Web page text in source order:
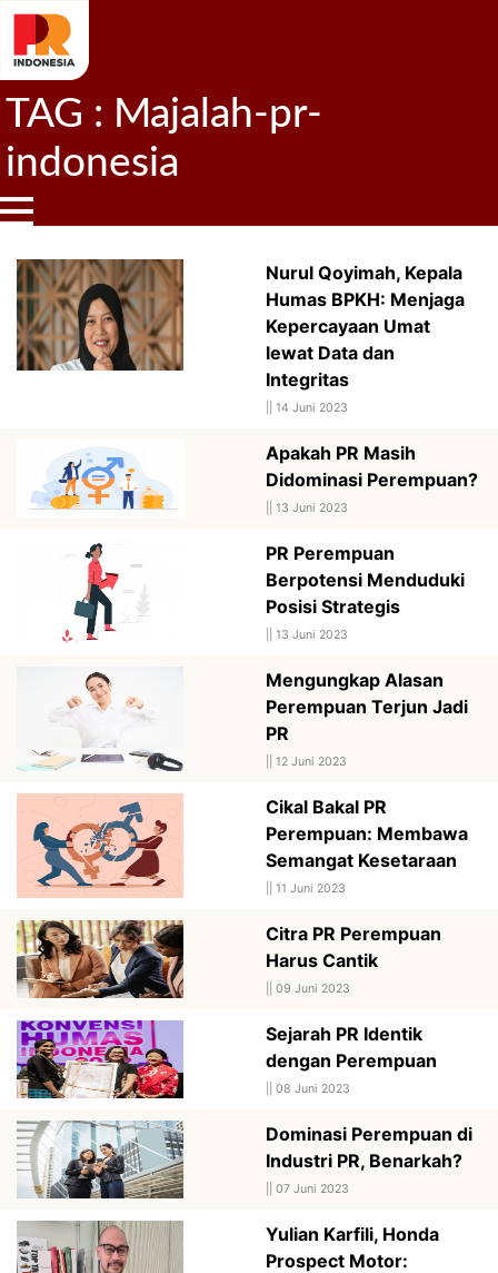
TAG : Majalah-pr-
indonesia
Nurul Qoyimah, Kepala
Humas BPKH: Menjaga
Kepercayaan Umat
lewat Data dan
Integritas
14 Juni 2023
Apakah PR Masih
Didominasi Perempuan?
13 Juni 2023
PR Perempuan
Berpotensi Menduduki
Posisi Strategis
13 Juni 2023
Mengungkap Alasan
Perempuan Terjun Jadi
PR
12 Juni 2023
Cikal Bakal PR
Perempuan: Membawa
Semangat Kesetaraan
11 Juni 2023
Citra PR Perempuan
Harus Cantik
09 Juni 2023
Sejarah PR Identik
dengan Perempuan
08 Juni 2023
Dominasi Perempuan di
Industri PR, Benarkah?
07 Juni 2023
Yulian Karfili, Honda
Prospect Motor: